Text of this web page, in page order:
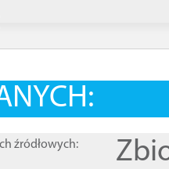
źródłowych: